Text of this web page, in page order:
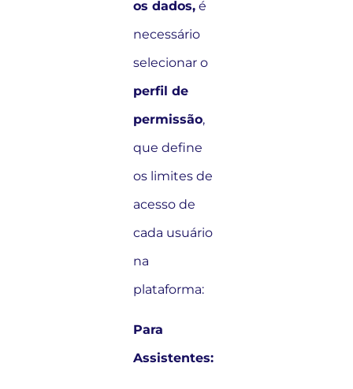
os dados, é
necessário
selecionar o
perfil de
permissão,
que define
os limites de
acesso de
cada usuário
na
plataforma:
Para
Assistentes: